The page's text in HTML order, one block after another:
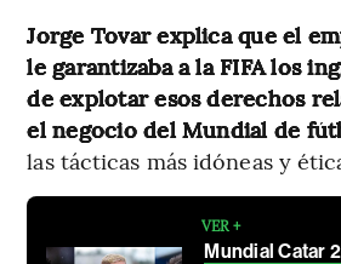
Jorge Tovar explica que el
le garantizaba a la FIFA los
de explotar esos derechos
el negocio del Mundial de
las tácticas más idóneas y
VER +
Mundial Catar